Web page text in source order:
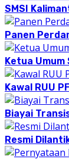
SMSI
Panen
Ketua Umum
Kawal RUU
Biayai
Resmi